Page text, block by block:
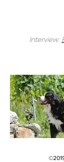
Interview: